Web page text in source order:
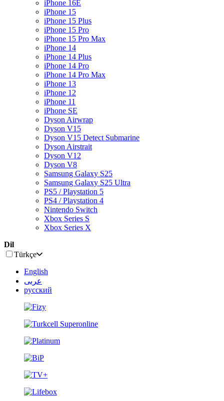
iPhone 16E
iPhone 15
iPhone 15 Plus
iPhone 15 Pro
iPhone 15 Pro Max
iPhone 14
iPhone 14 Plus
iPhone 14 Pro
iPhone 14 Pro Max
iPhone 13
iPhone 12
iPhone 11
iPhone SE
Dyson Airwrap
Dyson V15
Dyson V15 Detect Submarine
Dyson Airstrait
Dyson V12
Dyson V8
Samsung Galaxy S25
Samsung Galaxy S25 Ultra
PS5 / Playstation 5
PS4 / Playstation 4
Nintendo Switch
Xbox Series S
Xbox Series X
Dil
Türkçe
English
عربى
русский